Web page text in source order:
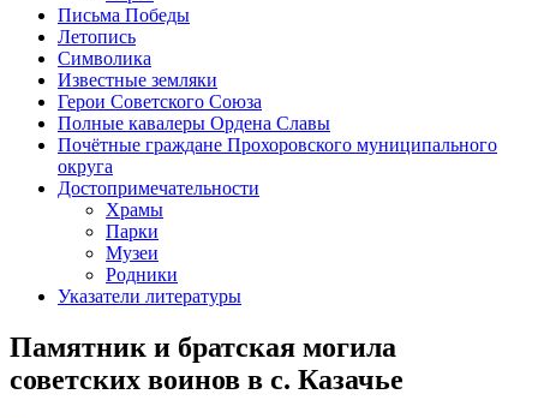
Письма Победы
Летопись
Символика
Известные земляки
Герои Советского Союза
Полные кавалеры Ордена Славы
Почётные граждане Прохоровского муниципального
округа
Достопримечательности
Храмы
Парки
Музеи
Родники
Указатели литературы
Памятник и братская могила
советских воинов в с. Казачье